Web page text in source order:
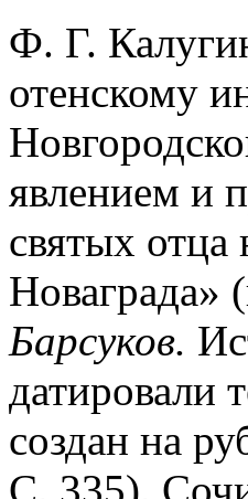
Ф. Г.
отенскому
явлением и
святых
Новаграда»
Барсуков.
датировали
создан на
С. 335).